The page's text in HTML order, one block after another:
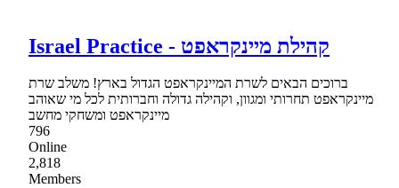
Israel Practice - קהילת מיינקראפט
ברוכים הבאים לשרת המיינקראפט הגדול בארץ! משלב שרת
מיינקראפט תחרותי ומגוון, וקהילה גדולה וחברותית לכל מי שאוהב
מיינקראפט ומשחקי מחשב
796
Online
2,818
Members